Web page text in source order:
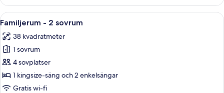
Öppna
alla
foton
för
Familjerum
-
2
Ett modernt hotellrum med en stor
5
Familjerum - 2 sovrum
38 kvadratmeter
1 sovrum
4 sovplatser
1 kingsize-säng och 2 enkelsängar
Gratis wi-fi